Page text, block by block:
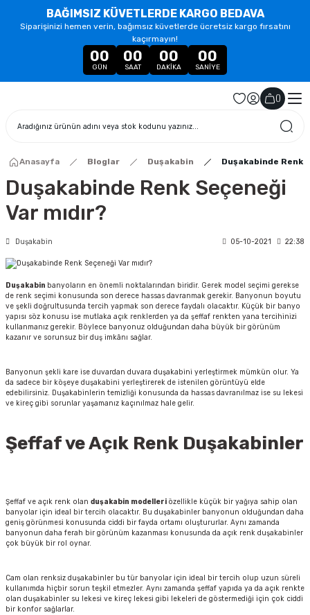
BAĞIMSIZ KÜVETLERDE KARGO BEDAVA
Siparişinizi hemen verin, bağımsız küvetlerde ücretsiz kargo fırsatını
kaçırmayın!
00
GÜN
00
SAAT
00
DAKIKA
00
SANIYE
()
Anasayfa Bloglar Duşakabin Duşakabinde Renk
Duşakabinde Renk Seçeneği
Var mıdır?
Duşakabin 05-10-2021 22:38
Duşakabin banyoların en önemli noktalarından biridir. Gerek model seçimi gerekse
de renk seçimi konusunda son derece hassas davranmak gerekir. Banyonun boyutu
ve şekli doğrultusunda tercih yapmak son derece faydalı olacaktır. Küçük bir banyo
yapısı söz konusu ise mutlaka açık renklerden ya da şeffaf renkten yana tercihinizi
kullanmanız gerekir. Böylece banyonuz olduğundan daha büyük bir görünüm
kazanır ve sorunsuz bir duş imkânı sağlar.
Banyonun şekli kare ise duvardan duvara duşakabini yerleştirmek mümkün olur. Ya
da sadece bir köşeye duşakabini yerleştirerek de istenilen görüntüyü elde
edebilirsiniz. Duşakabinlerin temizliği konusunda da hassas davranılmaz ise su lekesi
ve kireç gibi sorunlar yaşamanız kaçınılmaz hale gelir.
Şeffaf ve Açık Renk Duşakabinler
Şeffaf ve açık renk olan duşakabin modelleri özellikle küçük bir yağıya sahip olan
banyolar için ideal bir tercih olacaktır. Bu duşakabinler banyonun olduğundan daha
geniş görünmesi konusunda ciddi bir fayda ortamı oluştururlar. Aynı zamanda
banyonun daha ferah bir görünüm kazanması konusunda da açık renk duşakabinler
çok büyük bir rol oynar.
Cam olan renksiz duşakabinler bu tür banyolar için ideal bir tercih olup uzun süreli
kullanımda hiçbir sorun teşkil etmezler. Aynı zamanda şeffaf yapıda ya da açık renkte
olan duşakabinler su lekesi ve kireç lekesi gibi lekeleri de göstermediği için çok ciddi
bir konfor sağlarlar.